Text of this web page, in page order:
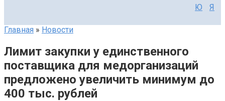
Ю Я
Главная » Новости
Лимит закупки у единственного
поставщика для медорганизаций
предложено увеличить минимум до
400 тыс. рублей